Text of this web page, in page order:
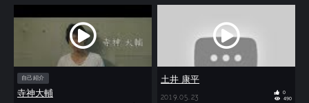
自己紹介
寺神大輔
土井 康平
2019.05.23
0
490